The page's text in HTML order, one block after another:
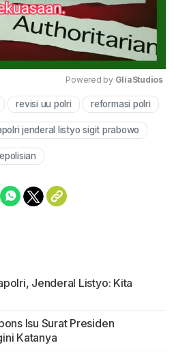
Mute
Powered by GliaStudios
revisi uu polri reformasi polri
jenderal listyo sigit prabowo
Jenderal Listyo: Kita
Isu Surat Presiden
Katanya